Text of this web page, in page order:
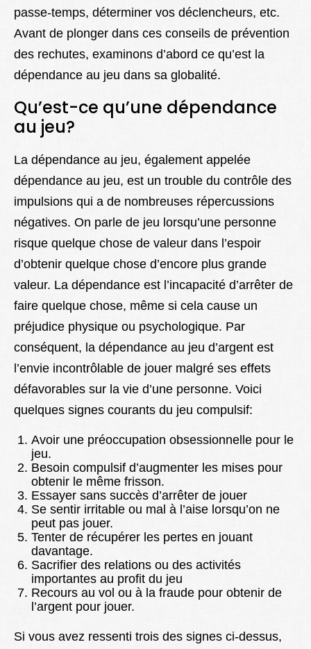
passe-temps, déterminer vos déclencheurs, etc.
Avant de plonger dans ces conseils de prévention
des rechutes, examinons d’abord ce qu’est la
dépendance au jeu dans sa globalité.
Qu’est-ce qu’une dépendance
au jeu?
La dépendance au jeu, également appelée
dépendance au jeu, est un trouble du contrôle des
impulsions qui a de nombreuses répercussions
négatives. On parle de jeu lorsqu’une personne
risque quelque chose de valeur dans l’espoir
d’obtenir quelque chose d’encore plus grande
valeur. La dépendance est l’incapacité d’arrêter de
faire quelque chose, même si cela cause un
préjudice physique ou psychologique. Par
conséquent, la dépendance au jeu d’argent est
l’envie incontrôlable de jouer malgré ses effets
défavorables sur la vie d’une personne. Voici
quelques signes courants du jeu compulsif:
Avoir une préoccupation obsessionnelle pour le
jeu.
Besoin compulsif d’augmenter les mises pour
obtenir le même frisson.
Essayer sans succès d’arrêter de jouer
Se sentir irritable ou mal à l’aise lorsqu’on ne
peut pas jouer.
Tenter de récupérer les pertes en jouant
davantage.
Sacrifier des relations ou des activités
importantes au profit du jeu
Recours au vol ou à la fraude pour obtenir de
l’argent pour jouer.
Si vous avez ressenti trois des signes ci-dessus,